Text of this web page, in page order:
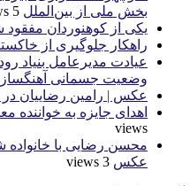
بخش ملی از بین‌الملل 5 views
یکی از کوهنوردان مفقود
راهکار جلوگیری از
عیادت مدیرعامل بنیاد
وضعیت جسمانی
عکس | رامین رضاییان در
اهدای جایزه به
views
محسن رضایی با خانواده
عکس 3 views